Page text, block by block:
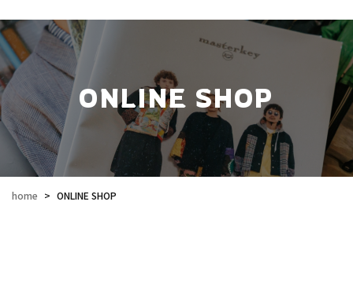
ONLINE SHOP
home > ONLINE SHOP